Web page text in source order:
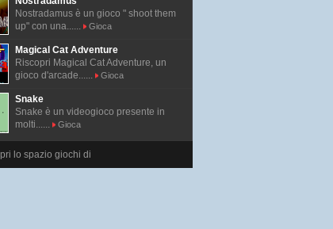
Nostradamus è un gioco " shoot them
up" con una......
Gioca
Magical Cat Adventure
Riscopri Magical Cat Adventure, un
gioco d'arcade......
Gioca
Snake
Snake è un videogioco presente in
molti......
Gioca
lo spazio giochi di